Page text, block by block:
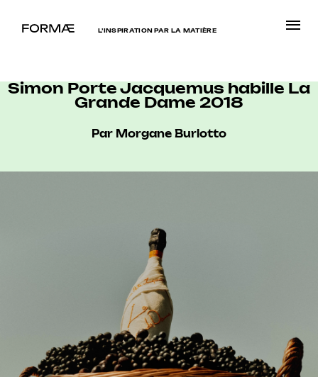
L’INSPIRATION PAR LA MATIÈRE
Simon Porte Jacquemus habille La
Grande Dame 2018
Par Morgane Burlotto